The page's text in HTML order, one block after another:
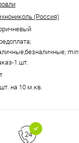
(Россия)
min
1.шт.
на 10 м.кв.